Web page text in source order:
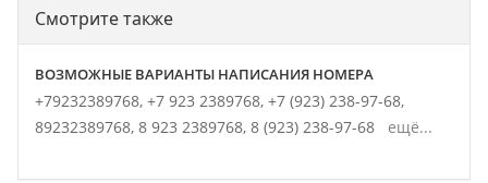
Смотрите также
ВОЗМОЖНЫЕ ВАРИАНТЫ НАПИСАНИЯ НОМЕРА
+79232389768, +7 923 2389768, +7 (923) 238-97-68,
89232389768, 8 923 2389768, 8 (923) 238-97-68 ещё...